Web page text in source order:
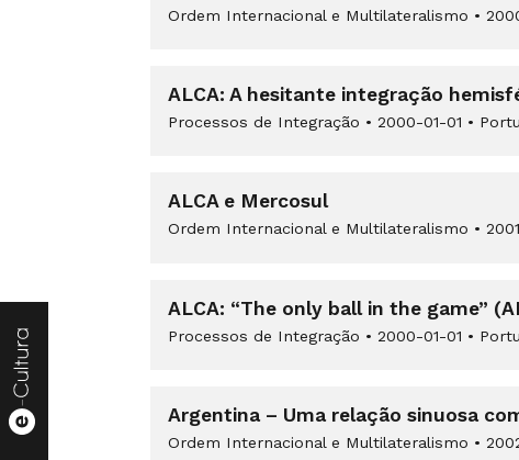
Ordem Internacional e Multilateralismo •
ALCA: A hesitante integração
Processos de Integração • 2000-01-01 •
ALCA e Mercosul
Ordem Internacional e Multilateralismo •
ALCA: “The only ball in the game”
Processos de Integração • 2000-01-01 •
Argentina – Uma relação sinuosa
Ordem Internacional e Multilateralismo •